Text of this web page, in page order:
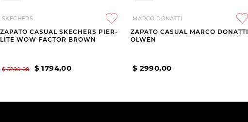
SKECHERS
ZAPATO CASUAL SKECHERS PIER-
LITE WOW FACTOR BROWN
$ 3290,00 $ 1794,00
MARCO DONATTI
ZAPATO CASUAL MARCO DONATTI
OLWEN
$ 2990,00